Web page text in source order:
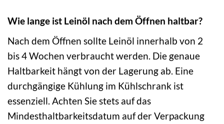
Wie lange ist Leinöl nach dem Öffnen haltbar?
Nach dem Öffnen sollte Leinöl innerhalb von 2
bis 4 Wochen verbraucht werden. Die genaue
Haltbarkeit hängt von der Lagerung ab. Eine
durchgängige Kühlung im Kühlschrank ist
essenziell. Achten Sie stets auf das
Mindesthaltbarkeitsdatum auf der Verpackung